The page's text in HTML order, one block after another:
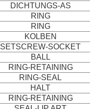
DICHTUNGS-AS
RING
RING
KOLBEN
SETSCREW-SOCKET
BALL
RING-RETAINING
RING-SEAL
HALT
RING-RETAINING